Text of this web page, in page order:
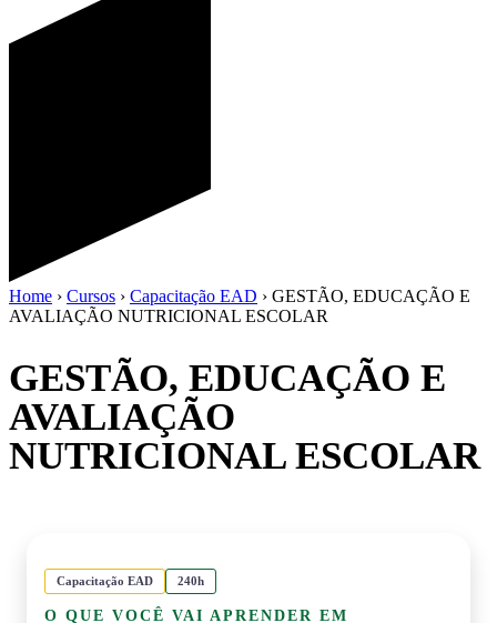
Home › Cursos › Capacitação EAD › GESTÃO, EDUCAÇÃO E
AVALIAÇÃO NUTRICIONAL ESCOLAR
GESTÃO, EDUCAÇÃO E
AVALIAÇÃO
NUTRICIONAL ESCOLAR
Capacitação EAD 240h
O QUE VOCÊ VAI APRENDER EM